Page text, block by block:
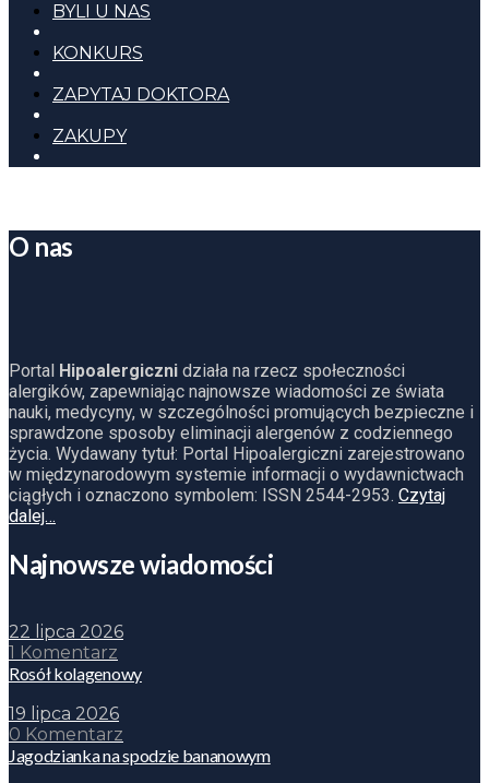
BYLI U NAS
KONKURS
ZAPYTAJ DOKTORA
ZAKUPY
O nas
Portal Hipoalergiczni działa na rzecz społeczności
alergików, zapewniając najnowsze wiadomości ze świata
nauki, medycyny, w szczególności promujących bezpieczne i
sprawdzone sposoby eliminacji alergenów z codziennego
życia. Wydawany tytuł: Portal Hipoalergiczni zarejestrowano
w międzynarodowym systemie informacji o wydawnictwach
ciągłych i oznaczono symbolem: ISSN 2544-2953. Czytaj
dalej…
Najnowsze wiadomości
22 lipca 2026
1 Komentarz
Rosół kolagenowy
19 lipca 2026
0 Komentarz
Jagodzianka na spodzie bananowym